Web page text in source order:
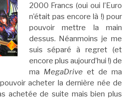
2000 Francs (oui oui l’Euro
n’était pas encore là !) pour
pouvoir mettre la main
dessus. Néanmoins je me
suis séparé à regret (et
encore plus aujourd’hui !) de
ma MegaDrive et de ma
acheter la dernière née de
achetée de suite mais bien plus